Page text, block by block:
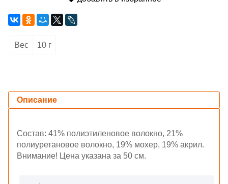
Вес 10 г
Описание
Состав: 41% полиэтиленовое волокно, 21%
полиуретановое волокно, 19% мохер, 19% акрил.
Внимание! Цена указана за 50 см.